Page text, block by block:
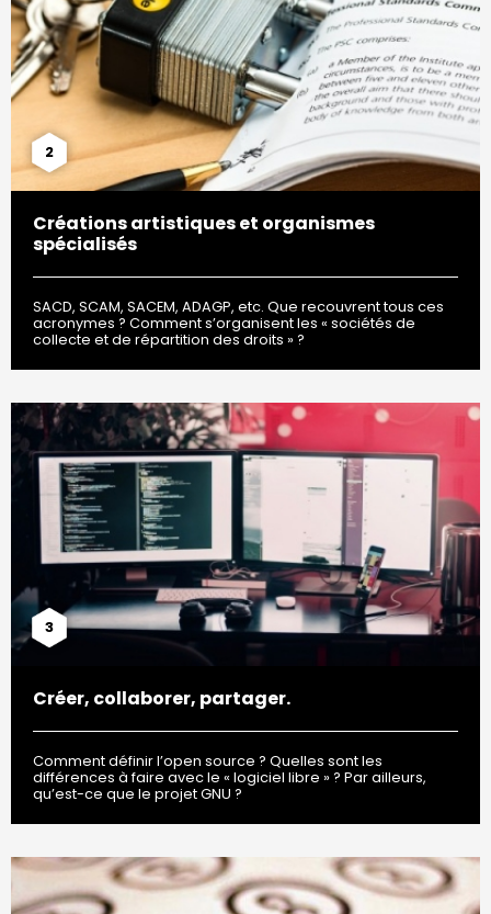
2
Créations artistiques et organismes
spécialisés
SACD, SCAM, SACEM, ADAGP, etc. Que recouvrent tous ces
acronymes ? Comment s’organisent les « sociétés de
collecte et de répartition des droits » ?
3
Créer, collaborer, partager.
Comment définir l’open source ? Quelles sont les
différences à faire avec le « logiciel libre » ? Par ailleurs,
qu’est-ce que le projet GNU ?